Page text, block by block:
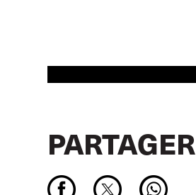
PARTAGER